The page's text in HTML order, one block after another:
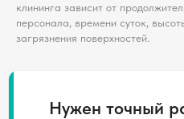
клининга зависит от
персонала, времени суток,
загрязнения поверхностей.
Нужен точный